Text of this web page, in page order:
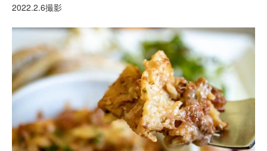
2022.2.6撮影